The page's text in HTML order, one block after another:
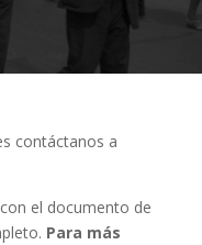
contáctanos a
el documento de
Para más